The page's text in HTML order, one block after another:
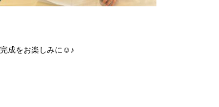
完成をお楽しみに☺♪